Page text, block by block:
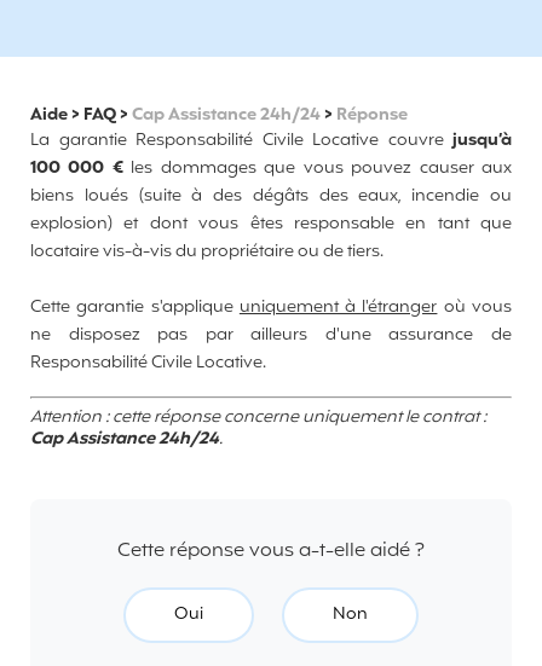
Aide> FAQ>Cap Assistance 24h/24> Réponse
La garantie Responsabilité Civile Locative couvrejusqu’à
100 000 €les dommages que vous pouvez causer aux
biens loués (suite à des dégâts des eaux, incendie ou
explosion) et dont vous êtes responsable en tant que
locataire vis-à-vis du propriétaire ou de tiers.
Cette garantie s'appliqueuniquement à l'étrangeroù vous
ne disposez pas par ailleurs d'une assurance de
Responsabilité Civile Locative.
Attention : cette réponse concerne uniquement le contrat :
Cap Assistance 24h/24.
Cette réponse vous a-t-elle aidé ?
Oui Non